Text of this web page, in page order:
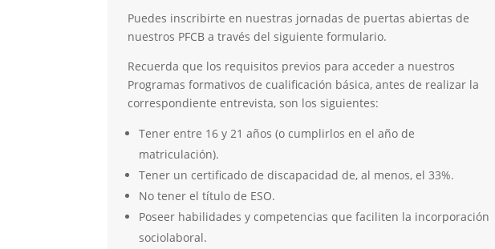
Puedes inscribirte en nuestras jornadas de puertas abiertas de
nuestros PFCB a través del siguiente formulario.
Recuerda que los requisitos previos para acceder a nuestros
Programas formativos de cualificación básica, antes de realizar la
correspondiente entrevista, son los siguientes:
Tener entre 16 y 21 años (o cumplirlos en el año de
matriculación).
Tener un certificado de discapacidad de, al menos, el 33%.
No tener el título de ESO.
Poseer habilidades y competencias que faciliten la incorporación
sociolaboral.